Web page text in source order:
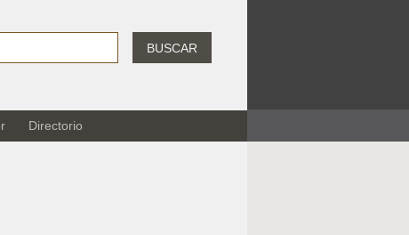
BUSCAR
Directorio